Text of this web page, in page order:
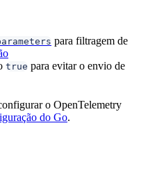
para filtragem de
true para evitar o envio de
o OpenTelemetry
do Go.